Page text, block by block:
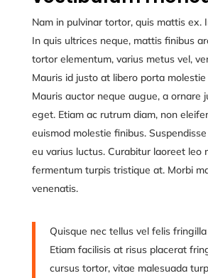
Nam in pulvinar tortor, quis mattis ex.
In quis ultrices neque, mattis finibus
tortor elementum, varius metus vel,
Mauris id justo at libero porta
Mauris auctor neque augue, a ornare
eget. Etiam ac rutrum diam, non
euismod molestie finibus.
eu varius luctus. Curabitur laoreet leo
fermentum turpis tristique at. Morbi
venenatis.
Quisque nec tellus vel felis
Etiam facilisis at risus placerat
cursus tortor, vitae malesuada